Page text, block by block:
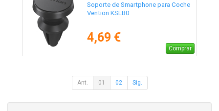
Soporte de Smartphone para Coche
Vention KSLB0
4,69 €
Comprar
Ant. 01 02 Sig.